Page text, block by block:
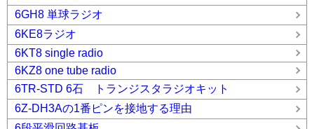
6GH8 単球ラジオ
6KE8ラジオ
6KT8 single radio
6KZ8 one tube radio
6TR-STD 6石 トランジスタラジオキット
6Z-DH3Aの1番ピンを接地する理由